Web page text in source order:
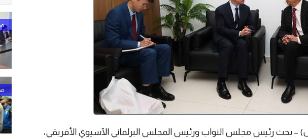
16 يونيو 2026 (وال) – بحث رئيس مجلس النواب ورئيس المجلس البرلماني الآسيوي الأفريقي،